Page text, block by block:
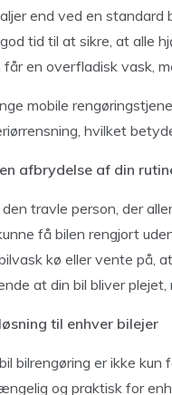
end ved en standard
tid til at sikre, at alle
får en overfladisk vask,
mobile
hvilket
afbrydelse af din
den travle person, der
få bilen rengjort
kø eller vente på,
at din bil bliver plejet,
til enhver bilejer
bilrengøring er ikke
og praktisk for